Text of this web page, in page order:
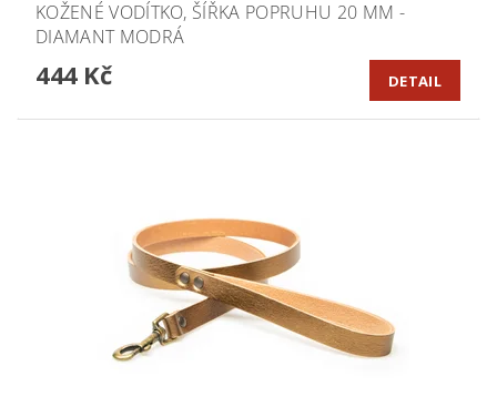
KOŽENÉ VODÍTKO, ŠÍŘKA POPRUHU 20 MM -
DIAMANT MODRÁ
444 Kč DETAIL